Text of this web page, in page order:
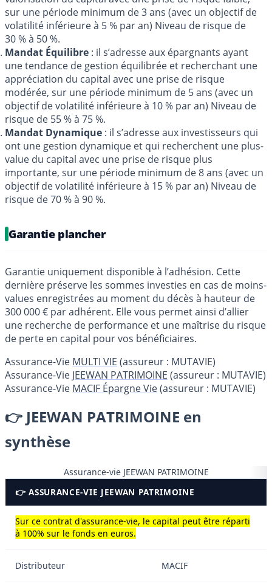
sur une période minimum de 3 ans (avec un objectif de
volatilité inférieure à 5 % par an) Niveau de risque de
30 % à 50 %.
Mandat Équilibre : il s’adresse aux épargnants ayant
une tendance de gestion équilibrée et recherchant une
appréciation du capital avec une prise de risque
modérée, sur une période minimum de 5 ans (avec un
objectif de volatilité inférieure à 10 % par an) Niveau de
risque de 55 % à 75 %.
Mandat Dynamique : il s’adresse aux investisseurs qui
ont une gestion dynamique et qui recherchent une plus-
value du capital avec une prise de risque plus
importante, sur une période minimum de 8 ans (avec un
objectif de volatilité inférieure à 15 % par an) Niveau de
risque de 70 % à 90 %.
Garantie plancher
Garantie uniquement disponible à l’adhésion. Cette
dernière préserve les sommes investies en cas de moins-
values enregistrées au moment du décès à hauteur de
300 000 € par adhérent. Elle vous permet ainsi d’allier
une recherche de performance et une maîtrise du risque
de perte en capital pour vos bénéficiaires.
Assurance-Vie MULTI VIE (assureur : MUTAVIE)
Assurance-Vie JEEWAN PATRIMOINE (assureur : MUTAVIE)
Assurance-Vie MACIF Épargne Vie(assureur : MUTAVIE)
👉 JEEWAN PATRIMOINE en
synthèse
Assurance-vie JEEWAN PATRIMOINE
👉 ASSURANCE-VIE JEEWAN PATRIMOINE
Sur ce contrat d'assurance-vie, le capital peut être réparti
à 100% sur le fonds en euros.
Distributeur MACIF